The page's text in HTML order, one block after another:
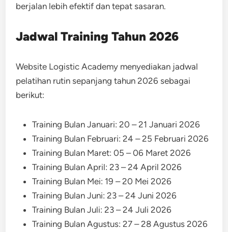
berjalan lebih efektif dan tepat sasaran.
Jadwal Training Tahun 2026
Website Logistic Academy menyediakan jadwal
pelatihan rutin sepanjang tahun 2026 sebagai
berikut:
Training Bulan Januari: 20 – 21 Januari 2026
Training Bulan Februari: 24 – 25 Februari 2026
Training Bulan Maret: 05 – 06 Maret 2026
Training Bulan April: 23 – 24 April 2026
Training Bulan Mei: 19 – 20 Mei 2026
Training Bulan Juni: 23 – 24 Juni 2026
Training Bulan Juli: 23 – 24 Juli 2026
Training Bulan Agustus: 27 – 28 Agustus 2026